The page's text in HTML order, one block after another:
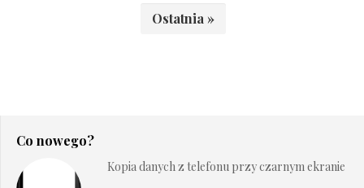
Ostatnia »
Co nowego?
Kopia danych z telefonu przy czarnym ekranie